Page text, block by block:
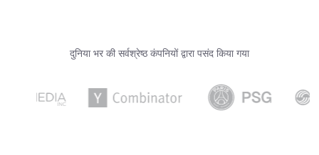
दुनिया भर की सर्वश्रेष्ठ कंपनियों द्वारा पसंद किया गया